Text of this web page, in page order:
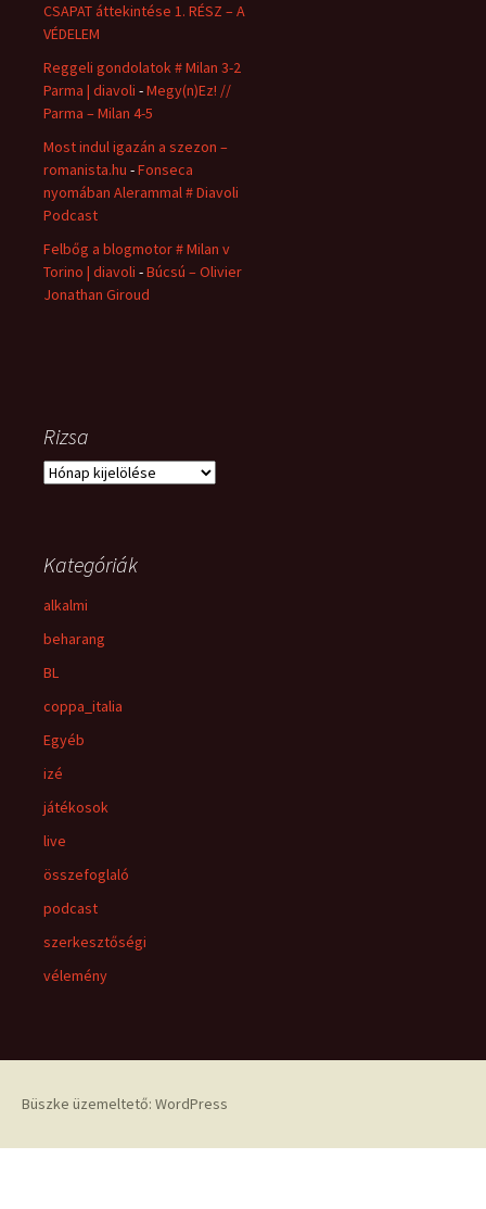
CSAPAT áttekintése 1. RÉSZ – A
VÉDELEM
Reggeli gondolatok # Milan 3-2
Parma | diavoli -Megy(n)Ez! //
Parma – Milan 4-5
Most indul igazán a szezon –
romanista.hu -Fonseca
nyomában Alerammal # Diavoli
Podcast
Felbőg a blogmotor # Milan v
Torino | diavoli -Búcsú – Olivier
Jonathan Giroud
Rizsa
Rizsa
Kategóriák
alkalmi
beharang
BL
coppa_italia
Egyéb
izé
játékosok
live
összefoglaló
podcast
szerkesztőségi
vélemény
Büszke üzemeltető: WordPress